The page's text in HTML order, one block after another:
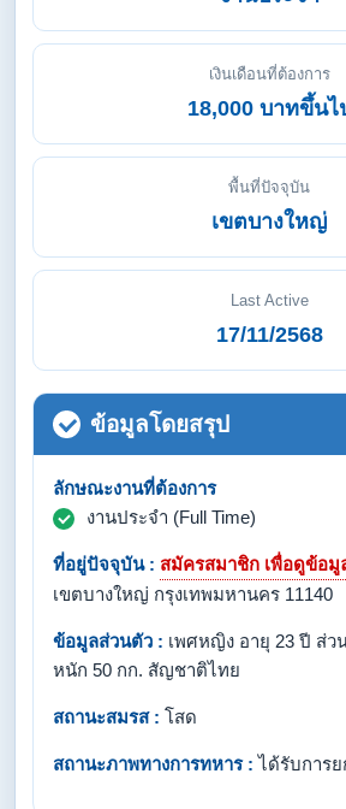
เงินเดือนที่ต้องการ
18,000 บาทขึ้นไ
พื้นที่ปัจจุบัน
เขตบางใหญ่
Last Active
17/11/2568
ข้อมูลโดยสรุป
ลักษณะงานที่ต้องการ
งานประจำ (Full Time)
ที่อยู่ปัจจุบัน : สมัครสมาชิก เพื่อดูข้อมู
เขตบางใหญ่ กรุงเทพมหานคร 11140
ข้อมูลส่วนตัว : เพศหญิง อายุ 23 ปี ส่ว
หนัก 50 กก. สัญชาติไทย
สถานะสมรส : โสด
สถานะภาพทางการทหาร : ได้รับการย